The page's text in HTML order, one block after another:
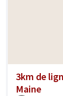
3km de
Maine